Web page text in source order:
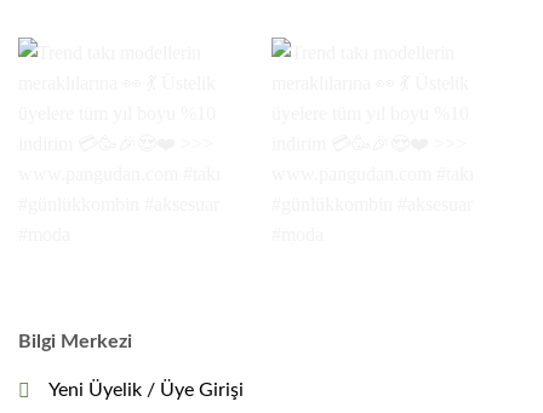
Bilgi Merkezi
Yeni Üyelik / Üye Girişi